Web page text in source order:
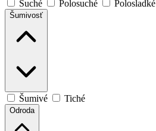
Suché Polosuché Polosladké
Šumivosť
Šumivé Tiché
Odroda